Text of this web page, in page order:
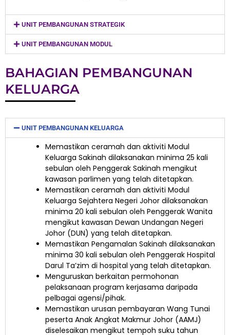
UNIT PEMBANGUNAN STRATEGIK
UNIT PEMBANGUNAN MODUL
BAHAGIAN PEMBANGUNAN
KELUARGA
UNIT PEMBANGUNAN KELUARGA
Memastikan ceramah dan aktiviti Modul
Keluarga Sakinah dilaksanakan minima 25 kali
sebulan oleh Penggerak Sakinah mengikut
kawasan parlimen yang telah ditetapkan.
Memastikan ceramah dan aktiviti Modul
Keluarga Sejahtera Negeri Johor dilaksanakan
minima 20 kali sebulan oleh Penggerak Wanita
mengikut kawasan Dewan Undangan Negeri
Johor (DUN) yang telah ditetapkan.
Memastikan Pengamalan Sakinah dilaksanakan
minima 30 kali sebulan oleh Penggerak Hospital
Darul Ta’zim di hospital yang telah ditetapkan.
Menguruskan berkaitan permohonan
pelaksanaan program kerjasama daripada
pelbagai agensi/pihak.
Memastikan urusan pembayaran Wang Tunai
peserta Anak Angkat Makmur Johor (AAMJ)
diselesaikan mengikut tempoh suku tahun